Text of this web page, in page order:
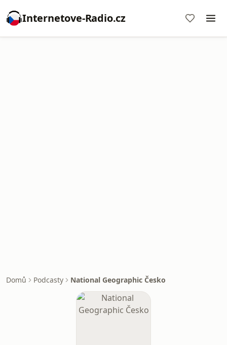
Internetove-Radio.cz
Domů Podcasty National Geographic Česko